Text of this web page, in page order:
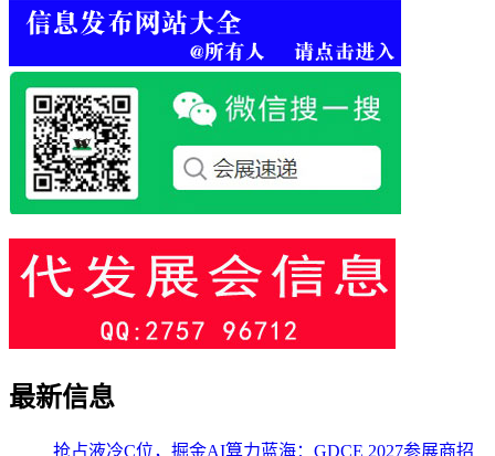
最新信息
抢占液冷C位，掘金AI算力蓝海：GDCE 2027参展商招